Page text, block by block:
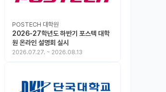
POSTECH 대학원
2026-27학년도 하반기 포스텍 대학
원 온라인 설명회 실시
2026.07.27. ~ 2026.08.13